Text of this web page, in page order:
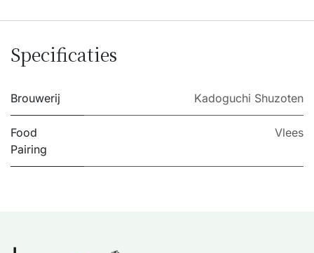
Specificaties
Brouwerij Kadoguchi Shuzoten
Food
Pairing
Vlees